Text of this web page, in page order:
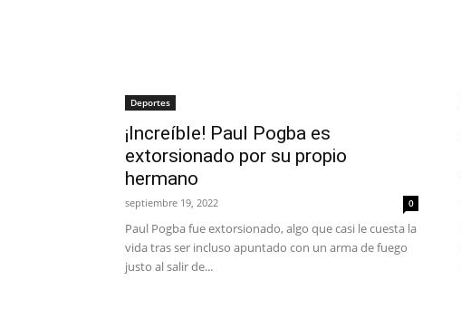
Deportes
¡Increíble! Paul Pogba es
extorsionado por su propio
hermano
septiembre 19, 2022 0
Paul Pogba fue extorsionado, algo que casi le cuesta la
vida tras ser incluso apuntado con un arma de fuego
justo al salir de...